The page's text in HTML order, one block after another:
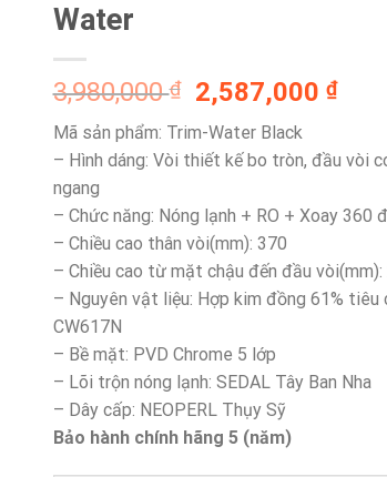
Water
3,980,000₫
Giá
gốc
là:
3,980,000 ₫.
2,587,000 ₫Giá
là:
Mã sản phẩm: Trim-Water Black
– Hình dáng: Vòi thiết kế bo tròn, đầu vòi
ngang
– Chức năng: Nóng lạnh + RO + Xoay 360
– Chiều cao thân vòi(mm): 370
– Chiều cao từ mặt chậu đến đầu vòi(mm):
– Nguyên vật liệu: Hợp kim đồng 61% tiêu
CW617N
– Bề mặt: PVD Chrome 5 lớp
– Lõi trộn nóng lạnh: SEDAL Tây Ban Nha
– Dây cấp: NEOPERL Thụy Sỹ
Bảo hành chính hãng 5 (năm)